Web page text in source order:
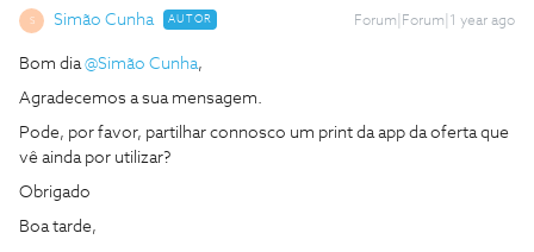
S Simão Cunha AUTOR Forum|Forum|1 year ago
Bom dia ​@Simão Cunha,
Agradecemos a sua mensagem.
Pode, por favor, partilhar connosco um print da app da oferta que
vê ainda por utilizar?
Obrigado
Boa tarde,